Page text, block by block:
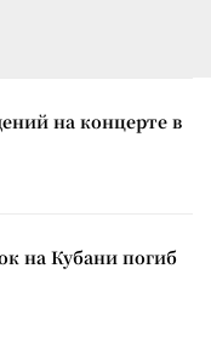
на концерте в
на Кубани погиб